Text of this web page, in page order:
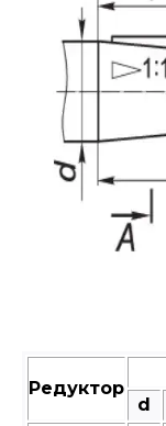
Редуктор
d